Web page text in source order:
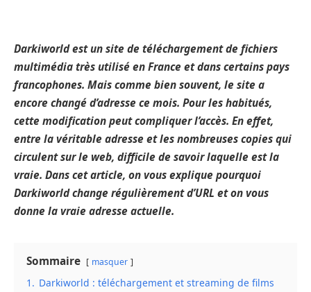
Darkiworld est un site de téléchargement de fichiers
multimédia très utilisé en France et dans certains pays
francophones. Mais comme bien souvent, le site a
encore changé d’adresse ce mois. Pour les habitués,
cette modification peut compliquer l’accès. En effet,
entre la véritable adresse et les nombreuses copies qui
circulent sur le web, difficile de savoir laquelle est la
vraie. Dans cet article, on vous explique pourquoi
Darkiworld change régulièrement d’URL et on vous
donne la vraie adresse actuelle.
Sommaire masquer
1. Darkiworld : téléchargement et streaming de films